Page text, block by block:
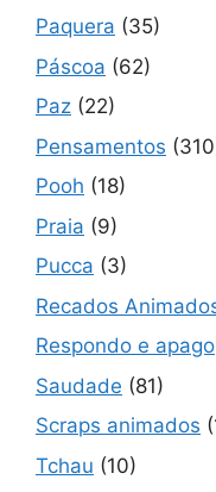
Paquera (35)
Páscoa (62)
Paz (22)
Pensamentos
Pooh (18)
Praia (9)
Pucca (3)
Recados
Respondo e apago
Saudade (81)
Scraps animados
Tchau (10)